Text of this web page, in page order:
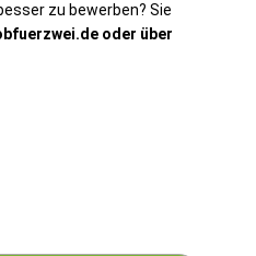
zu bewerben? Sie
oder über